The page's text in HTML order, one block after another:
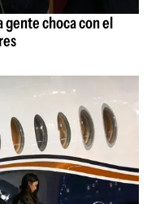
gente choca con el